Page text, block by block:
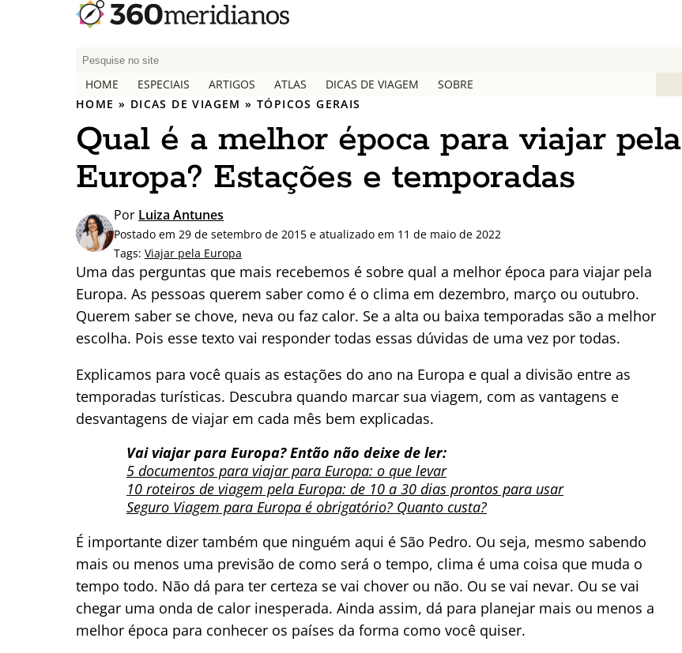
P
q
u
i
s
a
p
o
r
:
HOME ESPECIAIS ARTIGOS ATLAS DICAS DE VIAGEM SOBRE
HOME » DICAS DE VIAGEM »TÓPICOS GERAIS
Qual é a melhor época para viajar pela
Europa? Estações e temporadas
Por Luiza Antunes
Postado em 29 de setembro de 2015 e atualizado em 11 de maio de 2022
Tags: Viajar pela Europa
Uma das perguntas que mais recebemos é sobre qual a melhor época para viajar pela
Europa. As pessoas querem saber como é o clima em dezembro, março ou outubro.
Querem saber se chove, neva ou faz calor. Se a alta ou baixa temporadas são a melhor
escolha. Pois esse texto vai responder todas essas dúvidas de uma vez por todas.
Explicamos para você quais as estações do ano na Europa e qual a divisão entre as
temporadas turísticas. Descubra quando marcar sua viagem, com as vantagens e
desvantagens de viajar em cada mês bem explicadas.
Vai viajar para Europa? Então não deixe de ler:
5 documentos para viajar para Europa: o que levar
10 roteiros de viagem pela Europa: de 10 a 30 dias prontos para usar
Seguro Viagem para Europa é obrigatório? Quanto custa?
É importante dizer também que ninguém aqui é São Pedro. Ou seja, mesmo sabendo
mais ou menos uma previsão de como será o tempo, clima é uma coisa que muda o
tempo todo. Não dá para ter certeza se vai chover ou não. Ou se vai nevar. Ou se vai
chegar uma onda de calor inesperada. Ainda assim, dá para planejar mais ou menos a
melhor época para conhecer os países da forma como você quiser.